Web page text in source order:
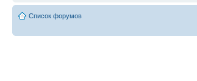
Список форумов